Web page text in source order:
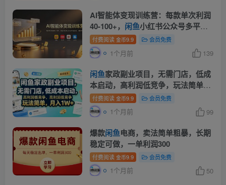
AI智能体变现训练营：每款单次利润
40-100+， 闲鱼小红书公众号多平台
分发，月赚10000+
付费阅读 金币9.9 会员免费
1个月前 139
闲鱼家政副业项目，无需门店，低成
本启动，高利润低竞争，玩法简单，
月入1W+
付费阅读 金币9.9 会员免费
1个月前 99
爆款闲鱼电商，卖法简单粗暴，长期
稳定可做，一单利润300
付费阅读 金币9.9 会员免费
1个月前 50